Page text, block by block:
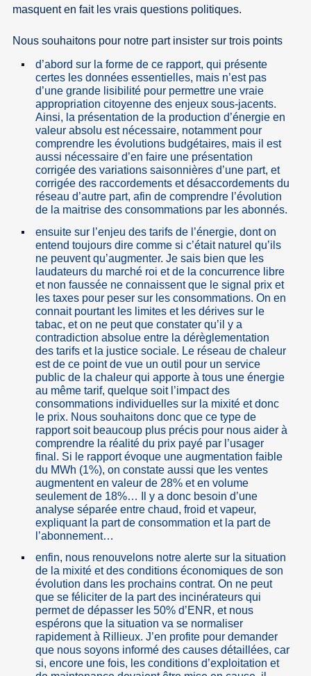
masquent en fait les vrais questions politiques.
Nous souhaitons pour notre part insister sur trois points
d’abord sur la forme de ce rapport, qui présente
certes les données essentielles, mais n’est pas
d’une grande lisibilité pour permettre une vraie
appropriation citoyenne des enjeux sous-jacents.
Ainsi, la présentation de la production d’énergie en
valeur absolu est nécessaire, notamment pour
comprendre les évolutions budgétaires, mais il est
aussi nécessaire d’en faire une présentation
corrigée des variations saisonnières d’une part, et
corrigée des raccordements et désaccordements du
réseau d’autre part, afin de comprendre l’évolution
de la maitrise des consommations par les abonnés.
ensuite sur l’enjeu des tarifs de l’énergie, dont on
entend toujours dire comme si c’était naturel qu’ils
ne peuvent qu’augmenter. Je sais bien que les
laudateurs du marché roi et de la concurrence libre
et non faussée ne connaissent que le signal prix et
les taxes pour peser sur les consommations. On en
connait pourtant les limites et les dérives sur le
tabac, et on ne peut que constater qu’il y a
contradiction absolue entre la dérèglementation
des tarifs et la justice sociale. Le réseau de chaleur
est de ce point de vue un outil pour un service
public de la chaleur qui apporte à tous une énergie
au même tarif, quelque soit l’impact des
consommations individuelles sur la mixité et donc
le prix. Nous souhaitons donc que ce type de
rapport soit beaucoup plus précis pour nous aider à
comprendre la réalité du prix payé par l’usager
final. Si le rapport évoque une augmentation faible
du MWh (1%), on constate aussi que les ventes
augmentent en valeur de 28% et en volume
seulement de 18%… Il y a donc besoin d’une
analyse séparée entre chaud, froid et vapeur,
expliquant la part de consommation et la part de
l’abonnement…
enfin, nous renouvelons notre alerte sur la situation
de la mixité et des conditions économiques de son
évolution dans les prochains contrat. On ne peut
que se féliciter de la part des incinérateurs qui
permet de dépasser les 50% d’ENR, et nous
espérons que la situation va se normaliser
rapidement à Rillieux. J’en profite pour demander
que nous soyons informé des causes détaillées, car
si, encore une fois, les conditions d’exploitation et